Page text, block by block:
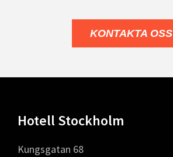
KONTAKTA OSS
Footer
Hotell Stockholm
Kungsgatan 68